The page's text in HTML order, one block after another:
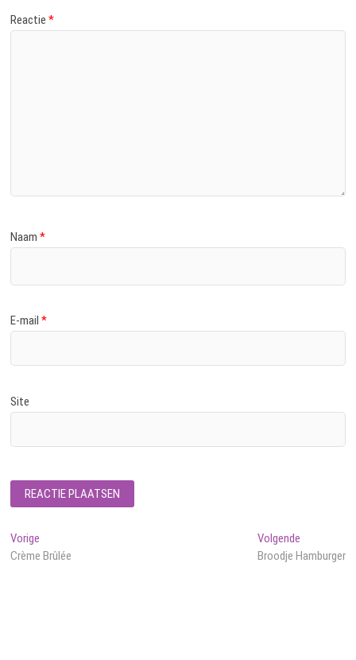
Reactie*
Naam*
E-mail*
Site
Bericht
navigatie
Vorige
bericht:
Crème Brûlée
VolgendeVolgend
bericht:
Broodje Hamburger